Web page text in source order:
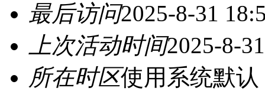
最后访问2025-8-31
上次活动时间2025-8-
所在时区使用系统默认